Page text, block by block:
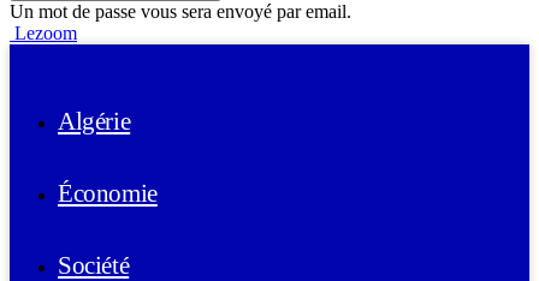
Un mot de passe vous sera envoyé par email.
Lezoom
Algérie
Économie
Société